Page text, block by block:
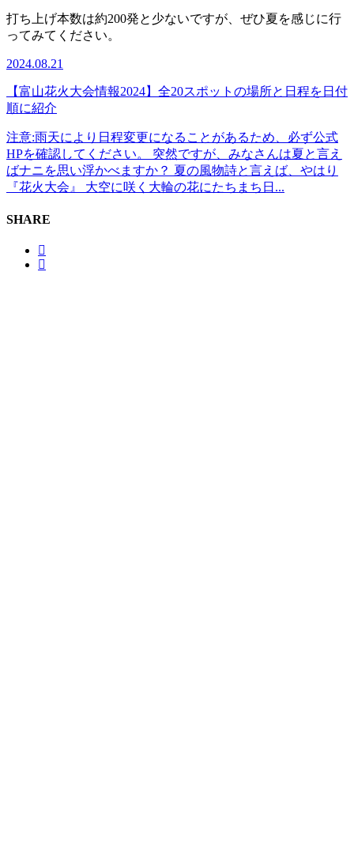
打ち上げ本数は約200発と少ないですが、ぜひ夏を感じに行
ってみてください。
2024.08.21
【富山花火大会情報2024】全20スポットの場所と日程を日付
順に紹介
注意:雨天により日程変更になることがあるため、必ず公式
HPを確認してください。 突然ですが、みなさんは夏と言え
ばナニを思い浮かべますか？ 夏の風物詩と言えば、やはり
『花火大会』 大空に咲く大輪の花にたちまち日...
SHARE